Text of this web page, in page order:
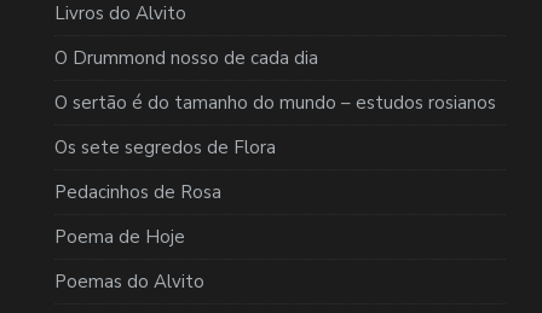
Livros do Alvito
O Drummond nosso de cada dia
O sertão é do tamanho do mundo – estudos rosianos
Os sete segredos de Flora
Pedacinhos de Rosa
Poema de Hoje
Poemas do Alvito